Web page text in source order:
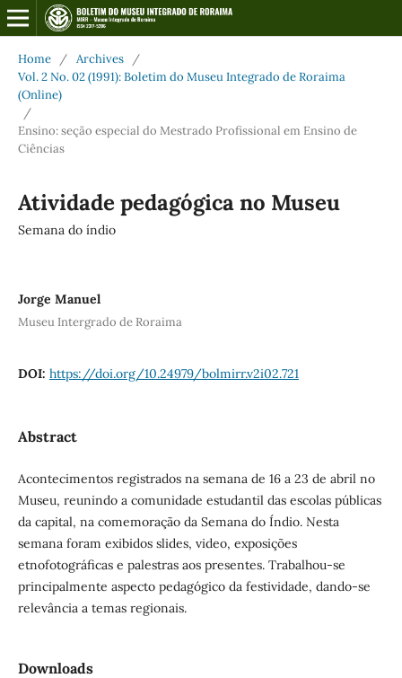
Home / Archives
/
Vol. 2 No. 02 (1991): Boletim do Museu Integrado de Roraima
(Online)
/
Ensino: seção especial do Mestrado Profissional em Ensino de
Ciências
Atividade pedagógica no Museu
Semana do índio
Jorge Manuel
Museu Intergrado de Roraima
DOI: https://doi.org/10.24979/bolmirr.v2i02.721
Abstract
Acontecimentos registrados na semana de 16 a 23 de abril no
Museu, reunindo a comunidade estudantil das escolas públicas
da capital, na comemoração da Semana do Índio. Nesta
semana foram exibidos slides, video, exposições
etnofotográficas e palestras aos presentes. Trabalhou-se
principalmente aspecto pedagógico da festividade, dando-se
relevância a temas regionais.
Downloads